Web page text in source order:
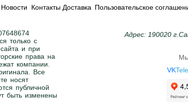
Новости Контакты Доставка Пользовательское
только с
и при
права на
компании.
Все
носят
публичной
быть изменены
Адрес: 190020
VK